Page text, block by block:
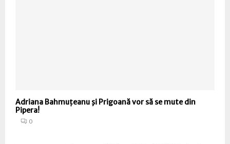
Adriana Bahmuțeanu şi Prigoană vor să se mute din
Pipera!
0